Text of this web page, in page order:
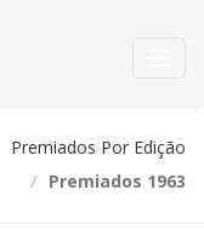
Premiados Por Edição
Premiados 1963